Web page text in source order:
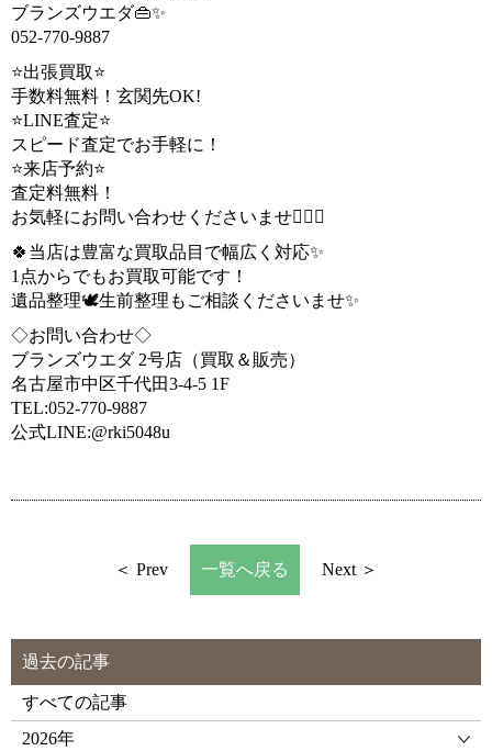
ブランズウエダ👜✨
052-770-9887
⭐️出張買取⭐️
手数料無料！玄関先OK!
⭐️LINE査定⭐️
スピード査定でお手軽に！
⭐️来店予約⭐️
査定料無料！
お気軽にお問い合わせくださいませ💁🏻‍♀️
🍀当店は豊富な買取品目で幅広く対応✨
1点からでもお買取可能です！
遺品整理🕊️生前整理もご相談くださいませ✨
◇お問い合わせ◇
ブランズウエダ 2号店（買取＆販売）
名古屋市中区千代田3-4-5 1F
TEL:052-770-9887
公式LINE:@rki5048u
＜ Prev 一覧へ戻る Next ＞
過去の記事
すべての記事
2026年